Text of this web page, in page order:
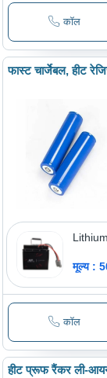
कॉल
फास्ट चार्जेबल, हीट
मूल्य :
कॉल
हीट प्रूफ रैंकर ली-